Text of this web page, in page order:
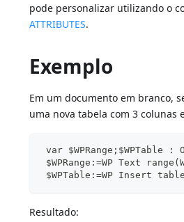
pode personalizar utilizando o
ATTRIBUTES.
Exemplo
Em um documento em branco,
uma nova tabela com 3 colunas
var $WPRange;$WPTable :
$WPRange:=WP Text
$WPTable:=WP Insert
Resultado: